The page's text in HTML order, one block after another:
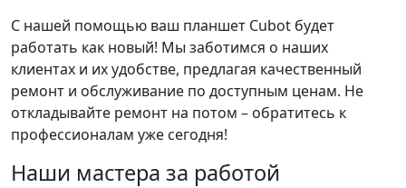
С нашей помощью ваш планшет Cubot будет
работать как новый! Мы заботимся о наших
клиентах и их удобстве, предлагая качественный
ремонт и обслуживание по доступным ценам. Не
откладывайте ремонт на потом – обратитесь к
профессионалам уже сегодня!
Наши мастера за работой